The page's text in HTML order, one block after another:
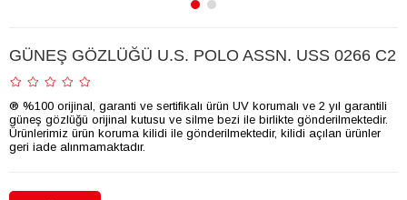
GÜNEŞ GÖZLÜĞÜ U.S. POLO ASSN. USS 0266 C2
® %100 orijinal, garanti ve sertifikalı ürün UV korumalı ve 2 yıl garantili
güneş gözlüğü orijinal kutusu ve silme bezi ile birlikte gönderilmektedir.
Ürünlerimiz ürün koruma kilidi ile gönderilmektedir, kilidi açılan ürünler
geri iade alınmamaktadır.